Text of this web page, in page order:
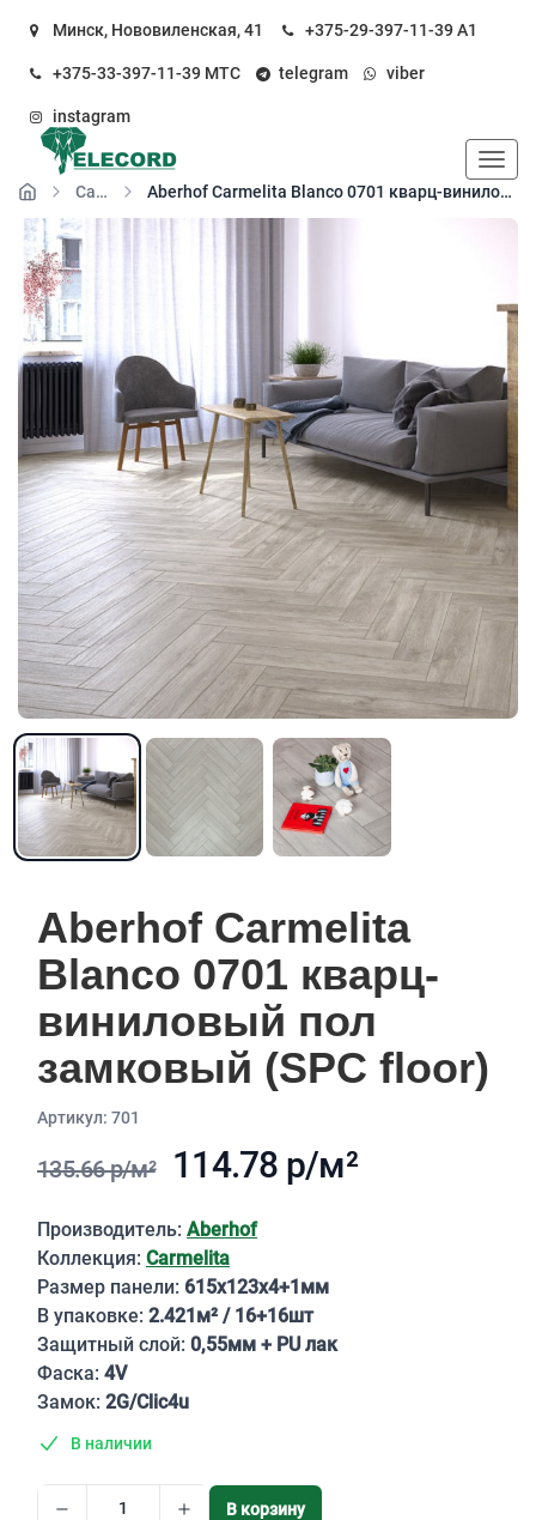
Минск, Нововиленская, 41 +375-29-397-11-39А1
+375-33-397-11-39 МТС telegram viber
instagram
Carmelita
Aberhof Carmelita Blanco 0701 кварц-виниловый пол замковый (SPC floor)
Aberhof Carmelita
Blanco 0701 кварц-
виниловый пол
замковый (SPC floor)
Aртикул: 701
135.66 р/м² 114.78 р/м²
Описание
Производитель: Aberhof
Коллекция: Carmelita
Размер панели: 615х123х4+1мм
В упаковке: 2.421м² / 16+16шт
Защитный слой: 0,55мм + PU лак
Фаска: 4V
Замок: 2G/Clic4u
В наличии
В корзину